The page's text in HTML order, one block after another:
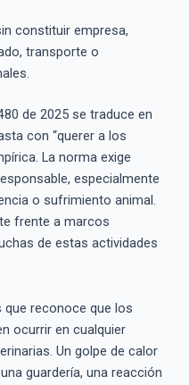
constituir empresa,
transporte o
de 2025 se traduce en
con “querer a los
La norma exige
especialmente
o sufrimiento animal.
frente a marcos
de estas actividades
que reconoce que los
ocurrir en cualquier
Un golpe de calor
guardería, una reacción